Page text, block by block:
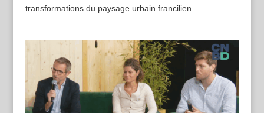
transformations du paysage urbain francilien